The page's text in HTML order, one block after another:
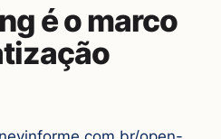
é o marco